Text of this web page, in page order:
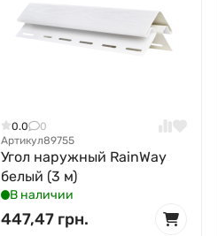
0.0
0
Артикул89755
Угол наружный RainWay
белый (3 м)
В наличии
447,47 грн.